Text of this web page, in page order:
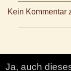
Kein Kommentar
Ja, auch